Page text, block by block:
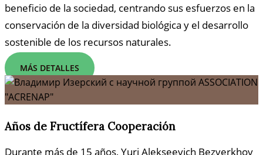
beneficio de la sociedad, centrando sus esfuerzos en la
conservación de la diversidad biológica y el desarrollo
sostenible de los recursos naturales.
MÁS DETALLES
Años de Fructífera Cooperación
Durante más de 15 años, Yuri Alekseevich Bezverkhov